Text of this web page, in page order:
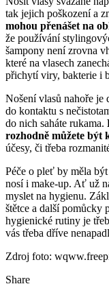
tak jejich poškození a
mohou přenášet na
že používání
šampony není zrovna
které na vlasech
přichytí viry, bakterie i
Nošení vlasů nahoře je
do kontaktu s
do nich saháte rukama.
rozhodně můžete být
účesy, či třeba
Péče o pleť by měla
nosí i make-up. Ať už
myslet na hygienu.
štětce a další pomůcky
hygienické rutiny je
vás třeba dříve
Zdroj foto:
Share